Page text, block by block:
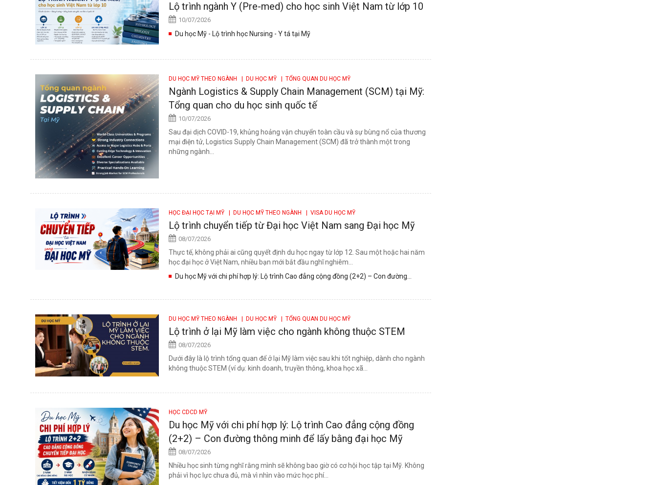
Lộ trình ngành Y (Pre-med) cho học sinh Việt Nam từ lớp 10
10/07/2026
Du học Mỹ - Lộ trình học Nursing - Y tá tại Mỹ
DU HỌC MỸ THEO NGÀNH | DU HỌC MỸ | TỔNG QUAN DU HỌC MỸ
Ngành Logistics & Supply Chain Management (SCM) tại Mỹ:
Tổng quan cho du học sinh quốc tế
10/07/2026
Sau đại dịch COVID-19, khủng hoảng vận chuyển toàn cầu và sự bùng nổ của thương
mại điện tử, Logistics Supply Chain Management (SCM) đã trở thành một trong
những ngành...
HỌC ĐẠI HỌC TẠI MỸ | DU HỌC MỸ THEO NGÀNH | VISA DU HỌC MỸ
Lộ trình chuyển tiếp từ Đại học Việt Nam sang Đại học Mỹ
08/07/2026
Thực tế, không phải ai cũng quyết định du học ngay từ lớp 12. Sau một hoặc hai năm
học đại học ở Việt Nam, nhiều bạn mới bắt đầu nghĩ nghiêm...
Du học Mỹ với chi phí hợp lý: Lộ trình Cao đẳng cộng đồng (2+2) – Con đường
DU HỌC MỸ THEO NGÀNH | DU HỌC MỸ | TỔNG QUAN DU HỌC MỸ
Lộ trình ở lại Mỹ làm việc cho ngành không thuộc STEM
08/07/2026
Dưới đây là lộ trình tổng quan để ở lại Mỹ làm việc sau khi tốt nghiệp, dành cho ngành
không thuộc STEM (ví dụ: kinh doanh, truyền thông, khoa học xã...
HỌC CDCD MỸ
Du học Mỹ với chi phí hợp lý: Lộ trình Cao đẳng cộng đồng
(2+2) – Con đường thông minh để lấy bằng đại học Mỹ
08/07/2026
Nhiều học sinh từng nghĩ rằng mình sẽ không bao giờ có cơ hội học tập tại Mỹ. Không
phải vì học lực chưa đủ, mà vì nhìn vào mức học phí...